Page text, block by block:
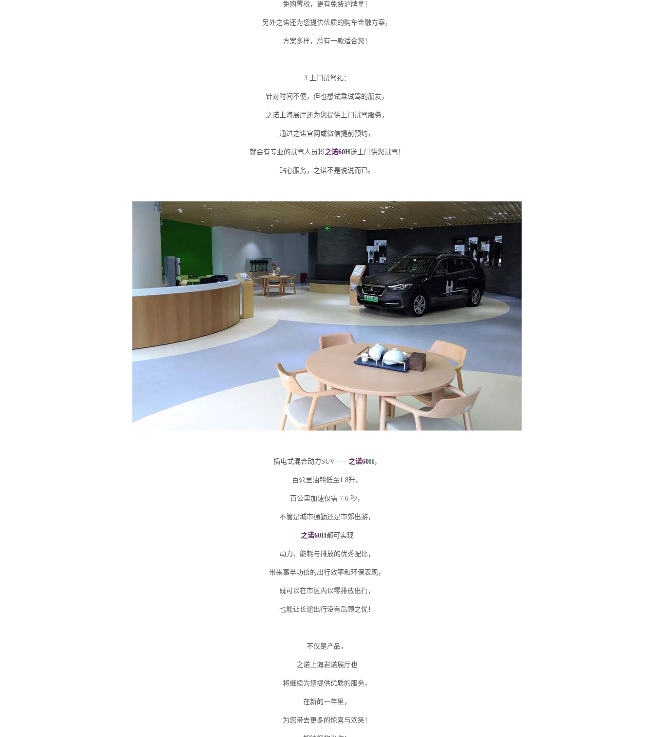
免购置税，更有免费沪牌拿！
另外之诺还为您提供优质的购车金融方案，
方案多样，总有一款适合您！
3.上门试驾礼：
针对时间不便，但也想试乘试驾的朋友，
之诺上海展厅还为您提供上门试驾服务，
通过之诺官网或微信提前预约，
就会有专业的试驾人员将之诺60H送上门供您试驾！
贴心服务，之诺不是说说而已。
插电式混合动力SUV——之诺60H，
百公里油耗低至1.8升，
百公里加速仅需 7.6 秒，
不管是城市通勤还是市郊出游，
之诺60H都可实现
动力、能耗与排放的优秀配比，
带来事半功倍的出行效率和环保表现，
既可以在市区内以零排放出行，
也能让长途出行没有后顾之忧！
不仅是产品，
之诺上海君诺展厅也
将继续为您提供优质的服务，
在新的一年里，
为您带去更多的惊喜与欢笑！